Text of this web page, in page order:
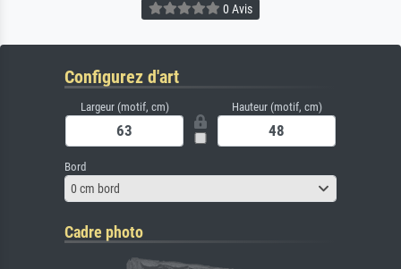
0 Avis
Configurez d'art
Largeur (motif, cm) Hauteur (motif, cm)
Bord
0 cm bord
Cadre photo